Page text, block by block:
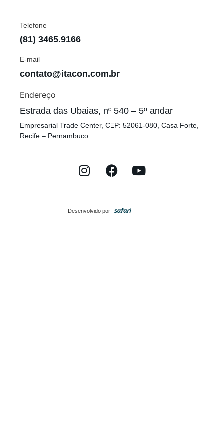
Telefone
(81) 3465.9166
E-mail
contato@itacon.com.br
Endereço
Estrada das Ubaias, nº 540 – 5º andar
Empresarial Trade Center, CEP: 52061-080, Casa Forte,
Recife – Pernambuco.
Desenvolvido por: